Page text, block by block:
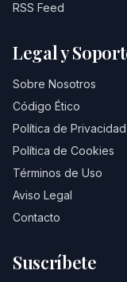
RSS Feed
Legal y
Sobre Nosotros
Código Ético
Política de Privacidad
Política de Cookies
Términos de Uso
Aviso Legal
Contacto
Suscríbete